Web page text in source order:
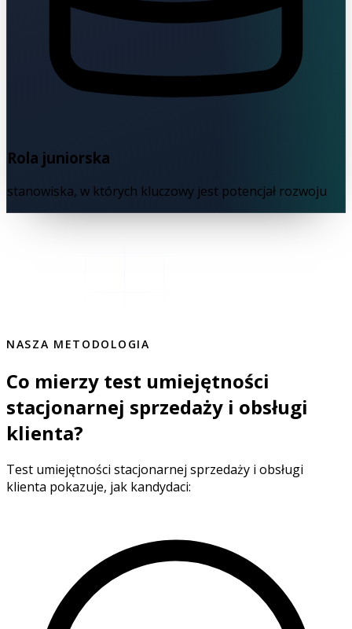
Rola juniorska
stanowiska, w których kluczowy jest potencjał rozwoju
NASZA METODOLOGIA
Co mierzy test umiejętności
stacjonarnej sprzedaży i obsługi
klienta?
Test umiejętności stacjonarnej sprzedaży i obsługi
klienta pokazuje, jak kandydaci: